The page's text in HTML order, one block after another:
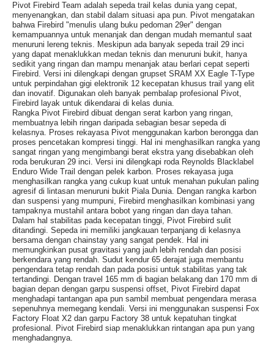
Pivot Firebird Team adalah sepeda trail kelas dunia yang cepat,
menyenangkan, dan stabil dalam situasi apa pun. Pivot mengatakan
bahwa Firebird "menulis ulang buku pedoman 29er" dengan
kemampuannya untuk menanjak dan dengan mudah memantul saat
menuruni lereng teknis. Meskipun ada banyak sepeda trail 29 inci
yang dapat menaklukkan medan teknis dan menuruni bukit, hanya
sedikit yang ringan dan mampu menanjak atau berlari cepat seperti
Firebird. Versi ini dilengkapi dengan grupset SRAM XX Eagle T-Type
untuk perpindahan gigi elektronik 12 kecepatan khusus trail yang elit
dan inovatif. Digunakan oleh banyak pembalap profesional Pivot,
Firebird layak untuk dikendarai di kelas dunia.
Rangka Pivot Firebird dibuat dengan serat karbon yang ringan,
membuatnya lebih ringan daripada sebagian besar sepeda di
kelasnya. Proses rekayasa Pivot menggunakan karbon berongga dan
proses pencetakan kompresi tinggi. Hal ini menghasilkan rangka yang
sangat ringan yang mengimbangi berat ekstra yang disebabkan oleh
roda berukuran 29 inci. Versi ini dilengkapi roda Reynolds Blacklabel
Enduro Wide Trail dengan pelek karbon. Proses rekayasa juga
menghasilkan rangka yang cukup kuat untuk menahan pukulan paling
agresif di lintasan menuruni bukit Piala Dunia. Dengan rangka karbon
dan suspensi yang mumpuni, Firebird menghasilkan kombinasi yang
tampaknya mustahil antara bobot yang ringan dan daya tahan.
Dalam hal stabilitas pada kecepatan tinggi, Pivot Firebird sulit
ditandingi. Sepeda ini memiliki jangkauan terpanjang di kelasnya
bersama dengan chainstay yang sangat pendek. Hal ini
memungkinkan pusat gravitasi yang jauh lebih rendah dan posisi
berkendara yang rendah. Sudut kendur 65 derajat juga membantu
pengendara tetap rendah dan pada posisi untuk stabilitas yang tak
tertandingi. Dengan travel 165 mm di bagian belakang dan 170 mm di
bagian depan dengan garpu suspensi offset, Pivot Firebird dapat
menghadapi tantangan apa pun sambil membuat pengendara merasa
sepenuhnya memegang kendali. Versi ini menggunakan suspensi Fox
Factory Float X2 dan garpu Factory 38 untuk kepatuhan tingkat
profesional. Pivot Firebird siap menaklukkan rintangan apa pun yang
menghadangnya.